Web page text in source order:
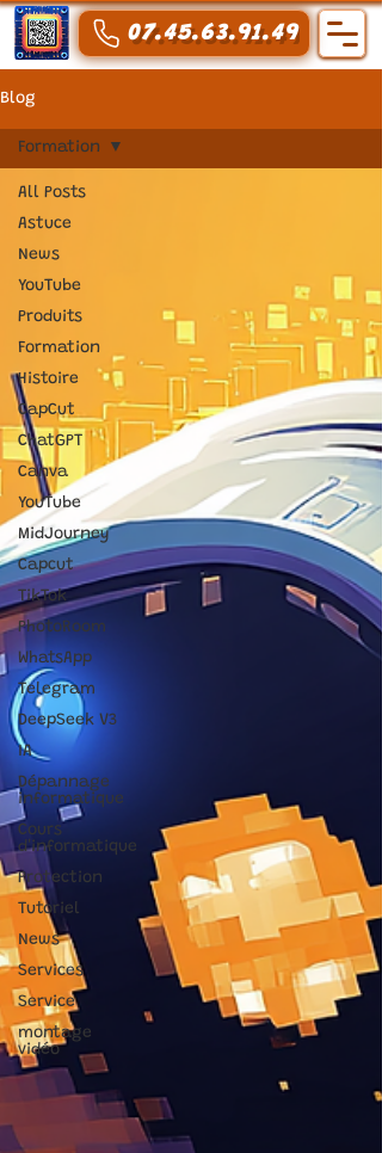
07.45.63.91.49
Blog
All Posts
Astuce
News
YouTube
Produits
Formation
Histoire
CapCut
ChatGPT
Canva
YouTube
MidJourney
Capcut
TikTok
PhotoRoom
WhatsApp
Telegram
DeepSeek V3
IA
Dépannage
informatique
Cours
d'informatique
Protection
Tutoriel
News
Services
Service
montage
vidéo
Formation